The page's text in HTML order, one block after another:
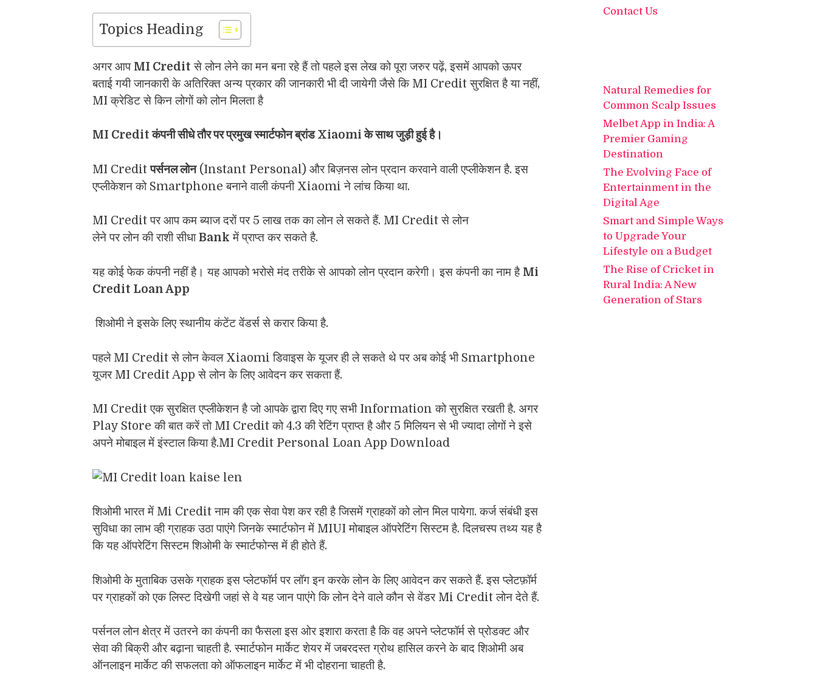
Topics Heading
अगर आप MI Credit से लोन लेने का मन बना रहे हैं तो पहले इस लेख को पूरा जरुर पढ़ें, इसमें आपको ऊपर
बताई गयी जानकारी के अतिरिक्त अन्य प्रकार की जानकारी भी दी जायेगी जैसे कि MI Credit सुरक्षित है या नहीं,
MI क्रेडिट से किन लोगों को लोन मिलता है
MI Credit कंपनी सीधे तौर पर प्रमुख स्मार्टफोन ब्रांड Xiaomi के साथ जुड़ी हुई है।
MI Creditपर्सनल लोन(Instant Personal) और बिज़नस लोन प्रदान करवाने वाली एप्लीकेशन है. इस
एप्लीकेशन को Smartphone बनाने वाली कंपनी Xiaomi ने लांच किया था.
MI Credit पर आप कम ब्याज दरों पर 5 लाख तक का लोन ले सकते हैं. MI Credit से लोन
लेने पर लोन की राशी सीधाBank में प्राप्त कर सकते है.
यह कोई फेक कंपनी नहीं है। यह आपको भरोसे मंद तरीके से आपको लोन प्रदान करेगी। इस कंपनी का नाम है Mi
Credit Loan App
शिओमी ने इसके लिए स्थानीय कंटेंट वेंडर्स से करार किया है.
पहले MI Credit से लोन केवल Xiaomi डिवाइस के यूजर ही ले सकते थे पर अब कोई भी Smartphone
यूजर MI Credit App से लोन के लिए आवेदन कर सकता हैं.
MI Credit एक सुरक्षित एप्लीकेशन है जो आपके द्वारा दिए गए सभी Information को सुरक्षित रखती है. अगर
Play Store की बात करें तो MI Credit को 4.3 की रेटिंग प्राप्त है और 5 मिलियन से भी ज्यादा लोगों ने इसे
अपने मोबाइल में इंस्टाल किया है.MI Credit Personal Loan App Download
शिओमी भारत में Mi Credit नाम की एक सेवा पेश कर रही है जिसमें ग्राहकों को लोन मिल पायेगा. कर्ज संबंधी इस
सुविधा का लाभ व्ही ग्राहक उठा पाएंगे जिनके स्मार्टफोन में MIUI मोबाइल ऑपरेटिंग सिस्टम है. दिलचस्प तथ्य यह है
कि यह ऑपरेटिंग सिस्टम शिओमी के स्मार्टफोन्स में ही होते हैं.
शिओमी के मुताबिक उसके ग्राहक इस प्लेटफॉर्म पर लॉग इन करके लोन के लिए आवेदन कर सकते हैं. इस प्लेटफ़ॉर्म
पर ग्राहकों को एक लिस्ट दिखेगी जहां से वे यह जान पाएंगे कि लोन देने वाले कौन से वेंडर Mi Credit लोन देते हैं.
पर्सनल लोन क्षेत्र में उतरने का कंपनी का फैसला इस ओर इशारा करता है कि वह अपने प्लेटफॉर्म से प्रोडक्ट और
सेवा की बिक्री और बढ़ाना चाहती है. स्मार्टफोन मार्केट शेयर में जबरदस्त ग्रोथ हासिल करने के बाद शिओमी अब
ऑनलाइन मार्केट की सफलता को ऑफलाइन मार्केट में भी दोहराना चाहती है.
Contact Us
Natural Remedies for
Common Scalp Issues
Melbet App in India: A
Premier Gaming
Destination
The Evolving Face of
Entertainment in the
Digital Age
Smart and Simple Ways
to Upgrade Your
Lifestyle on a Budget
The Rise of Cricket in
Rural India: A New
Generation of Stars